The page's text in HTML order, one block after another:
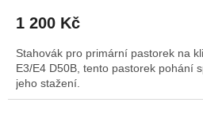
1 200 Kč
Stahovák pro primární pastorek na
E3/E4 D50B, tento pastorek pohání
jeho stažení.